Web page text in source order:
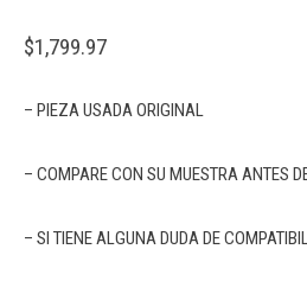
$1,799.97
– PIEZA USADA ORIGINAL
– COMPARE CON SU MUESTRA ANTES
– SI TIENE ALGUNA DUDA DE